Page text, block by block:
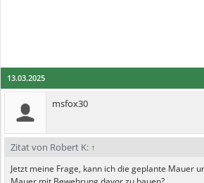
13.03.2025
msfox30
Zitat von Robert K: ↑
Jetzt meine Frage, kann ich die geplante Mauer